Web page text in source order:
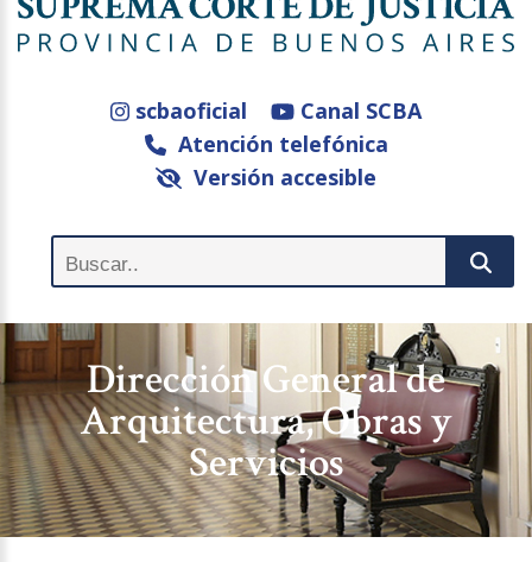
scbaoficial
Canal SCBA
Atención telefónica
Versión accesible
Dirección General de
Arquitectura, Obras y
Servicios